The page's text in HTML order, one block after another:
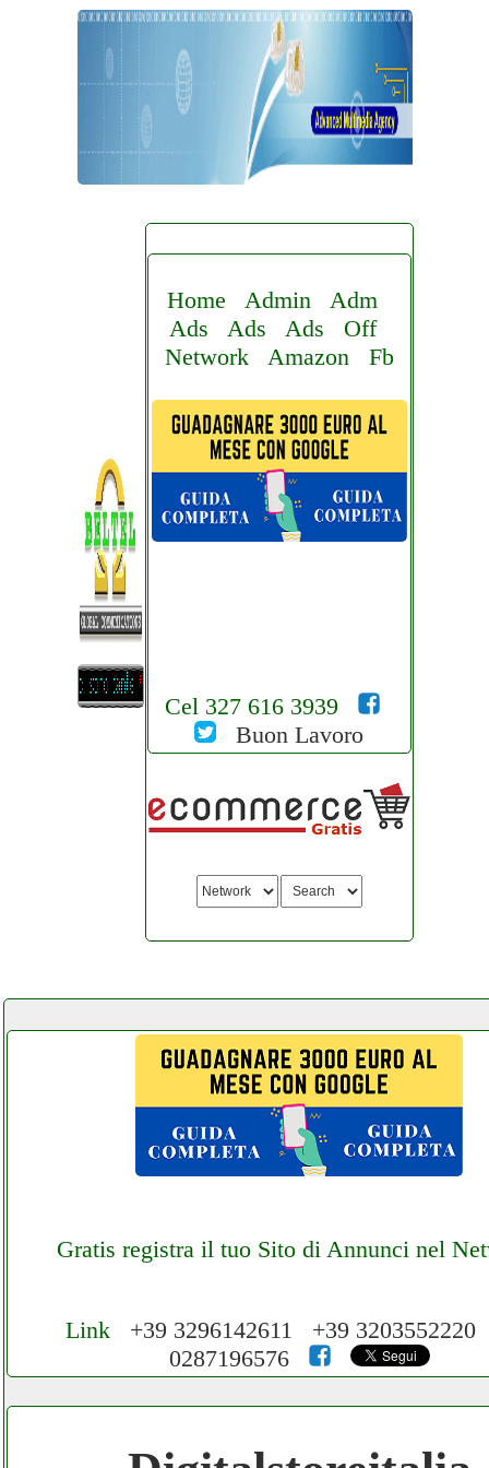
Home Admin
Adm
Ads
Ads Ads
Off
Network
Amazon Fb
Cel 327 616 3939
Buon Lavoro
Gratis registra il tuo Sito di Annunci nel
Cerchiamo Collaboratori per Lavoro nel
3.000 € Mese
Link +39 3296142611 +39
0287196576